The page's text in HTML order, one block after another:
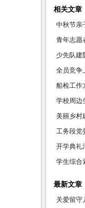
相关文章
中秋节亲
青年志愿
少先队建
全员竞争
船检工作
学校周边
美丽乡村
工务段党
开学典礼
学生综合
最新文章
关爱留守